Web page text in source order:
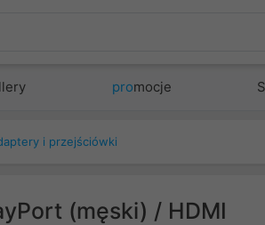
promocje
i przejściówki
(męski) / HDMI